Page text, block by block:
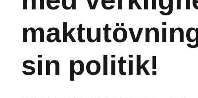
sin politik!